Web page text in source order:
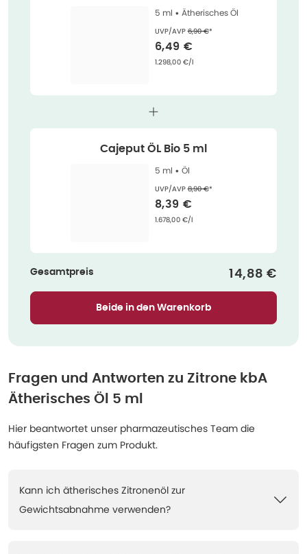
5 ml • Ätherisches Öl
UVP/AVPEhemaliger Preis (U V P)
6,90 €*
Verkaufspreis
6,49 €
Grundpreis:
1.298,00 €/l
Cajeput ÖL Bio 5 ml
5 ml • Öl
UVP/AVPEhemaliger Preis (U V P)
8,90 €*
Verkaufspreis
8,39 €
Grundpreis
1.678,00 €/l
Gesamtpreis 14,88 €
Beide in den Warenkorb
Fragen und Antworten zu Zitrone kbA
Ätherisches Öl 5 ml
Hier beantwortet unser pharmazeutisches Team die
häufigsten Fragen zum Produkt.
Kann ich ätherisches Zitronenöl zur
Gewichtsabnahme verwenden?